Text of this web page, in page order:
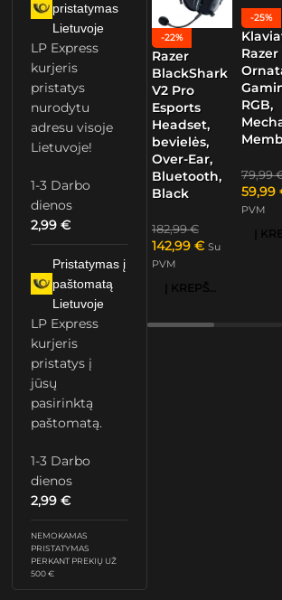
pristatymas
Lietuvoje
LP Express
kurjeris
pristatys
nurodytu
adresu visoje
Lietuvoje!
1-3 Darbo
dienos
2,99€
Pristatymas į
paštomatą
Lietuvoje
LP Express
kurjeris
pristatys į
jūsų
pasirinktą
paštomatą.
1-3 Darbo
dienos
2,99€
NEMOKAMAS
PRISTATYMAS
PERKANT PREKIŲ UŽ
500 €
-22%
Razer
BlackShark
V2 Pro
Esports
Headset,
bevielės,
Over-Ear,
Bluetooth,
Black
182,99€
142,99 € Su
PVM
Į KREPŠELĮ
-25%
Razer
RGB,
79,99
59,99
PVM